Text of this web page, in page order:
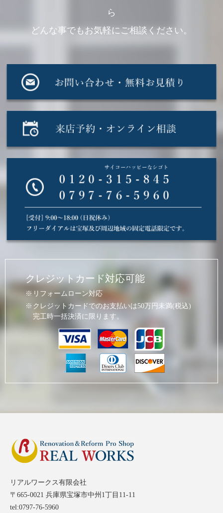
ら
どんな事でもお気軽にご相談ください。
クレジットカード対応可能
リフォームローン対応
クレジットカードでのお支払いは50万円未満(税込)
完工時一括決済に限ります。
リアルワークス有限会社
〒665-0021 兵庫県宝塚市中州1丁目11-11
tel:0797-76-5960